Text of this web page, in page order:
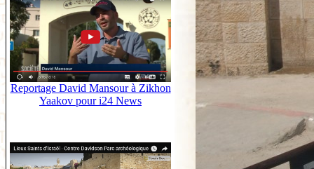
Reportage David Mansour à Zikhon
Yaakov pour i24 News